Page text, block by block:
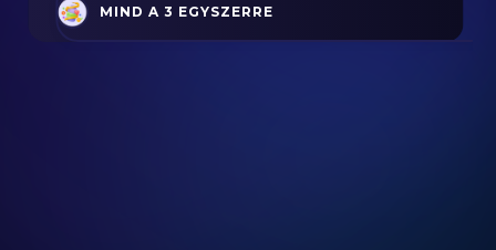
MIND A 3 EGYSZERRE